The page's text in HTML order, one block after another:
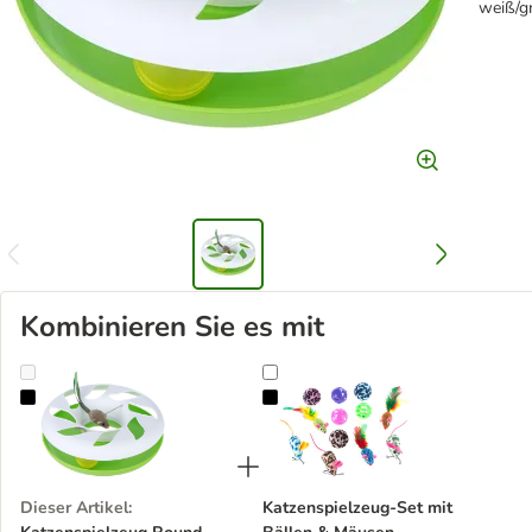
weiß/
Kombinieren Sie es mit
Katzenspielzeug Round About Karussell
Dieser Artikel:
Katzenspielzeug-Set mit Bällen &
Katzenspielzeug-Set mit